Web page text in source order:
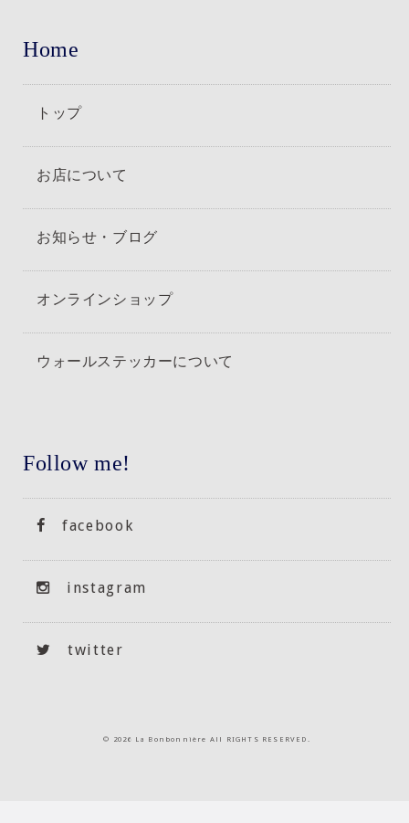
Home
トップ
お店について
お知らせ・ブログ
オンラインショップ
ウォールステッカーについて
Follow me!
facebook
instagram
twitter
© 2026 La Bonbonnière All RIGHTS RESERVED.